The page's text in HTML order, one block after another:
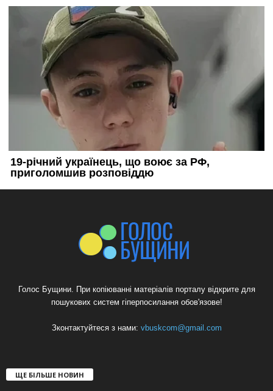
Голос Бущини. При копіюванні матеріалів порталу відкрите для
пошукових систем гіперпосилання обов'язове!
Зконтактуйтеся з нами: vbuskcom@gmail.com
ЩЕ БІЛЬШЕ НОВИН